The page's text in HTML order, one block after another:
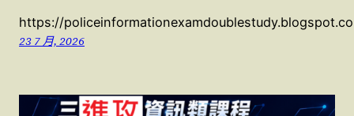
https://
23 7 月, 2026